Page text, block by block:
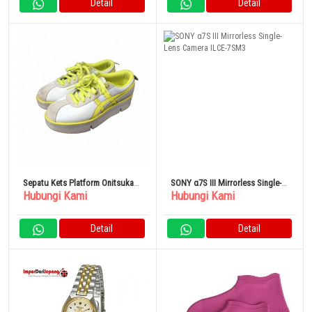
Detail Detail
Sepatu Kets Platform Onitsuka
Tiger
Hubungi Kami
Detail
SONY α7S III Mirrorless Single-
Lens Camera ILCE-7SM3
Hubungi Kami
Detail